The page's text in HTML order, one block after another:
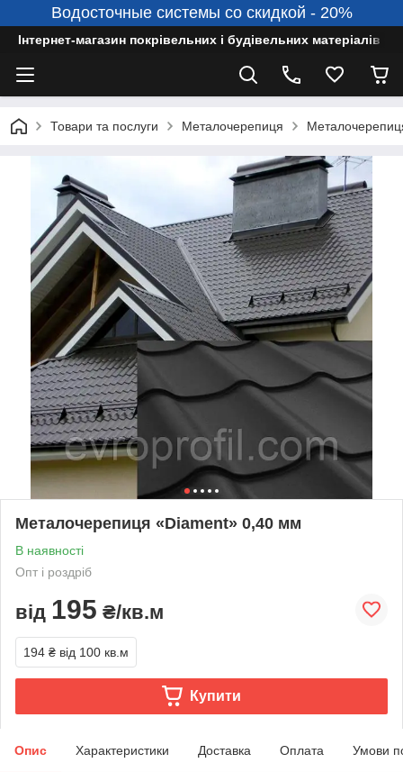
Водосточные системы со скидкой - 20%
Інтернет-магазин покрівельних і будівельних матеріалів
Товари та послуги Металочерепиця
Металочерепиця «Diament» 0,40 мм
В наявності
Опт і роздріб
від 195 ₴/кв.м
194 ₴ від 100 кв.м
Купити
Опис Характеристики Доставка Оплата Умови